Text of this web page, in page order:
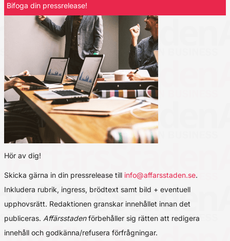
Bifoga din pressrelease!
Hör av dig!
Skicka gärna in din pressrelease till info@affarsstaden.se.
Inkludera rubrik, ingress, brödtext samt bild + eventuell
upphovsrätt. Redaktionen granskar innehållet innan det
publiceras. Affärsstadenförbehåller sig rätten att redigera
innehåll och godkänna/refusera förfrågningar.